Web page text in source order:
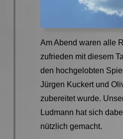
Am Abend waren alle
zufrieden mit diesem
den hochgelobten
Jürgen Kuckert und
zubereitet wurde.
Ludmann hat sich
nützlich gemacht.